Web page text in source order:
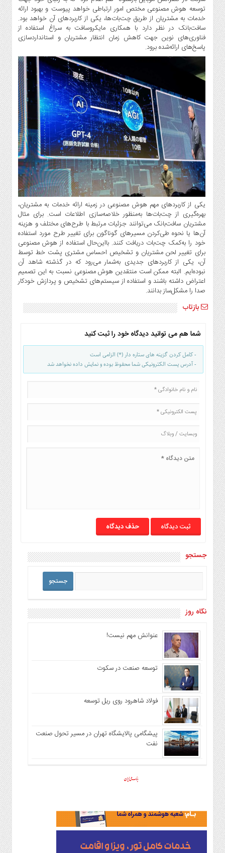
توسعه هوش مصنوعی مختص امور ارتباطی خواهد پیوست و بهبود ارائه
خدمات به مشتریان از طریق چت‌بات‌ها، یکی از کاربردهای آن خواهد بود.
سافت‌بانک در نظر دارد با همکاری مایکروسافت به سراغ استفاده از
فناوری‌های نوین جهت کاهش زمان انتظار مشتریان و استانداردسازی
پاسخ‌های ارائه‌شده برود.
یکی از کاربردهای مهم هوش مصنوعی در زمینه ارائه خدمات به مشتریان،
بهره‌گیری از چت‌بات‌ها به‌منظور خلاصه‌سازی اطلاعات است. برای مثال
مشتریان سافت‌بانک می‌توانند جزئیات مرتبط با طرح‌های مختلف و هزینه
آن‌ها یا نحوه طی‌کردن مسیرهای گوناگون برای تغییر طرح مورد استفاده
خود را به‌کمک چت‌بات دریافت کنند. بااین‌حال استفاده از هوش مصنوعی
برای تغییر لحن مشتریان و تشخیص احساس مشتری پشت خط توسط
آن، یکی از کاربردهای جدیدی به‌شمار می‌رود که در گذشته شاهد آن
نبوده‌ایم. البته ممکن است منتقدین هوش مصنوعی نسبت به این تصمیم
اعتراض داشته باشند و استفاده از سیستم‌های تشخیص و پردازش خودکار
صدا را مشکل‌ساز بدانند.
بازتاب
شما هم می توانید دیدگاه خود را ثبت کنید
- کامل کردن گزینه های ستاره دار (*) الزامی است
- آدرس پست الکترونیکی شما محفوظ بوده و نمایش داده نخواهد شد
حذف دیدگاه
جستجو
نگاه روز
عنوانش مهم نیست!
توسعه صنعت در سکوت
فولاد شاهرود روی ریل توسعه
پیشگامی پالایشگاه تهران در مسیر تحول صنعت
نفت